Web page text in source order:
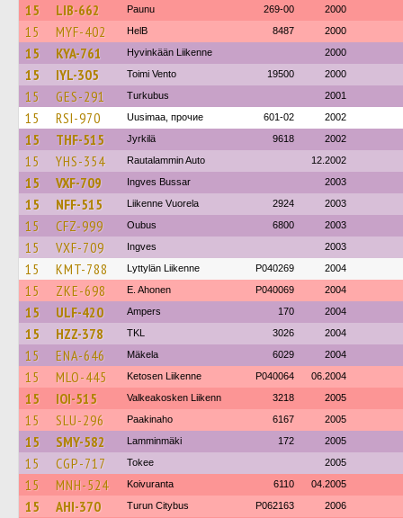
15 LIB-662 Paunu 269-00 2000
15 MYF-402 HelB 8487 2000
15 KYA-761 Hyvinkään Liikenne 2000
15 IYL-305 Toimi Vento 19500 2000
15 GES-291 Turkubus 2001
15 RSI-970 Uusimaa, прочие 601-02 2002
15 THF-515 Jyrkilä 9618 2002
15 YHS-354 Rautalammin Auto 12.2002
15 VXF-709 Ingves Bussar 2003
15 NFF-515 Liikenne Vuorela 2924 2003
15 CFZ-999 Oubus 6800 2003
15 VXF-709 Ingves 2003
15 KMT-788 Lyttylän Liikenne P040269 2004
15 ZKE-698 E. Ahonen P040069 2004
15 ULF-420 Ampers 170 2004
15 HZZ-378 TKL 3026 2004
15 ENA-646 Mäkela 6029 2004
15 MLO-445 Ketosen Liikenne P040064 06.2004
15 IOI-515 Valkeakosken Liikenn 3218 2005
15 SLU-296 Paakinaho 6167 2005
15 SMY-582 Lamminmäki 172 2005
15 CGP-717 Tokee 2005
15 MNH-524 Koivuranta 6110 04.2005
15 AHI-370 Turun Citybus P062163 2006